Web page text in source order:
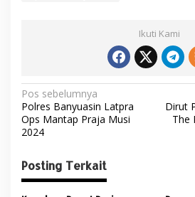
Ikuti Kami
N
a
v
i
g
Pos sebelumnya
Polres Banyuasin Latpra
Ops Mantap Praja Musi
2024
Dirut
The
Posting Terkait